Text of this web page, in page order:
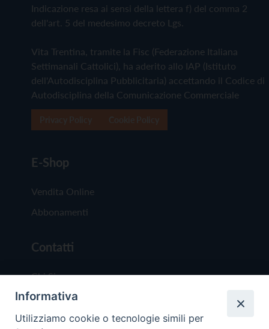
Indicazione resa ai sensi della lettera f) del comma 2
dell'art. 5 del medesimo decreto Lgs.
Vita Trentina, tramite la Fisc (Federazione Italiana
Settimanali Cattolici), ha aderito allo IAP (Istituto
dell'Autodisciplina Pubblicitaria) accettando il Codice di
Autodisciplina della Comunicazione Commerciale
E-Shop
Vendita Online
Abbonamenti
Contatti
Chi Siamo
Redazione
Scrivici
Informativa
Utilizziamo cookie o tecnologie simili per